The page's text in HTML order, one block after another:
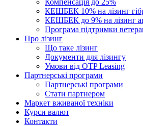
Компенсація до 25%
КЕШБЕК 10% на лізинг
КЕШБЕК до 9% на лізинг
Програма підтримки
Про лізинг
Що таке лізинг
Документи для лізингу
Умови від OTP Leasing
Партнерські програми
Партнерські програми
Стати партнером
Маркет вживаної техніки
Курси валют
Контакти